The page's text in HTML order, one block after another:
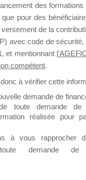
destiné aux
souhaitent répondre à
du Dirigeant.
un forum dédié au
possible de laisser un
question.
d’être
ce groupe
des
pour des
versement de la
avec code de
et mentionnant
compétent.
à vérifier cette
demande de
toute demande de
réalisée pour
à vous rapprocher
demande de